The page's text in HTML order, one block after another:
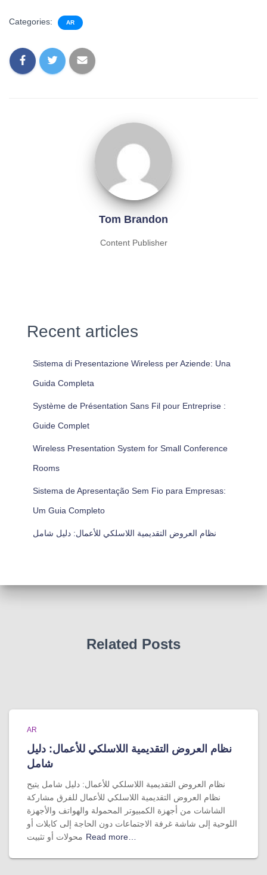
Categories: AR
Tom Brandon
Content Publisher
Recent articles
Sistema di Presentazione Wireless per Aziende: Una
Guida Completa
Système de Présentation Sans Fil pour Entreprise :
Guide Complet
Wireless Presentation System for Small Conference
Rooms
Sistema de Apresentação Sem Fio para Empresas:
Um Guia Completo
نظام العروض التقديمية اللاسلكي للأعمال: دليل شامل
Related Posts
AR
نظام العروض التقديمية اللاسلكي للأعمال: دليل
شامل
نظام العروض التقديمية اللاسلكي للأعمال: دليل شامل يتيح
نظام العروض التقديمية اللاسلكي للأعمال للفرق مشاركة
الشاشات من أجهزة الكمبيوتر المحمولة والهواتف والأجهزة
اللوحية إلى شاشة غرفة الاجتماعات دون الحاجة إلى كابلات أو
محولات أو تثبيت Read more…